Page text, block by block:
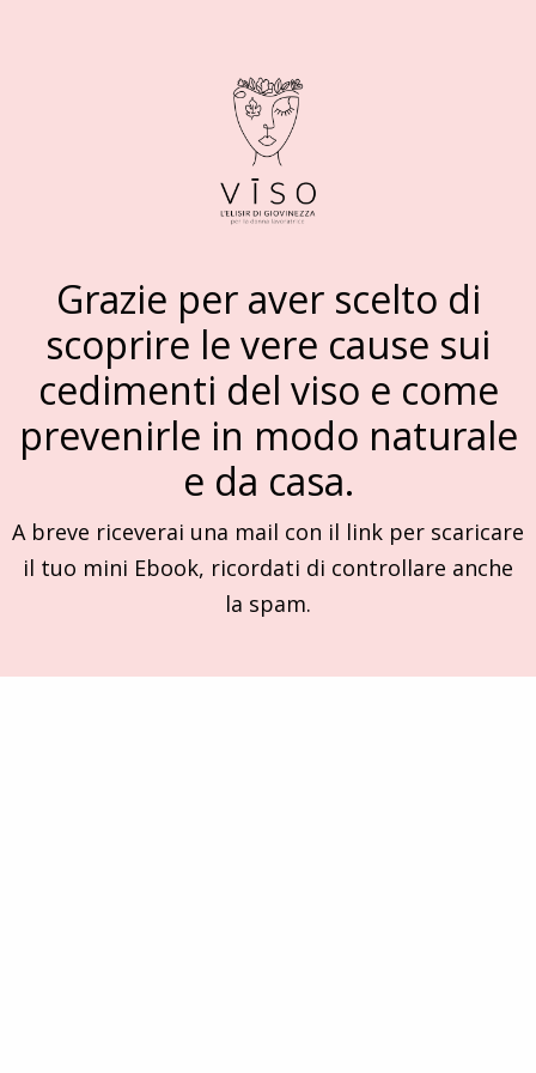
Grazie per aver scelto di
scoprire le vere cause sui
cedimenti del viso e come
prevenirle in modo naturale
e da casa.
A breve riceverai una mail con il link per scaricare
il tuo mini Ebook, ricordati di controllare anche
la spam.